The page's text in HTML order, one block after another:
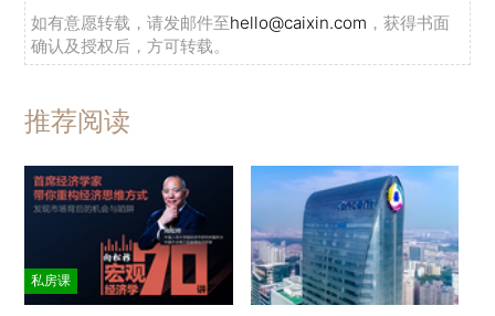
如有意愿转载，请发邮件至hello@caixin.com ，获得书面
确认及授权后，方可转载。
推荐阅读
私房课